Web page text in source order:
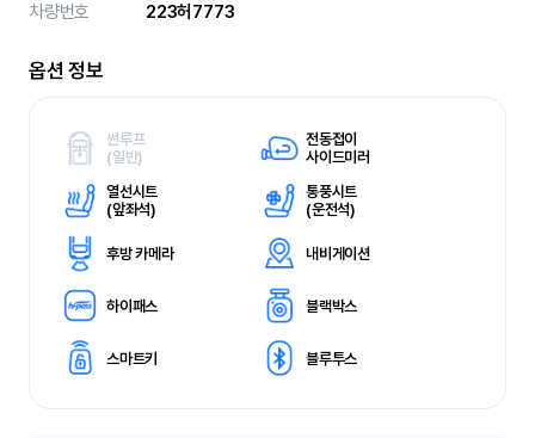
차량번호
223허7773
옵션 정보
썬루프
(일반)
전동접이
사이드미러
열선시트
(앞좌석)
통풍시트
(운전석)
후방 카메라 내비게이션
하이패스 블랙박스
스마트키 블루투스